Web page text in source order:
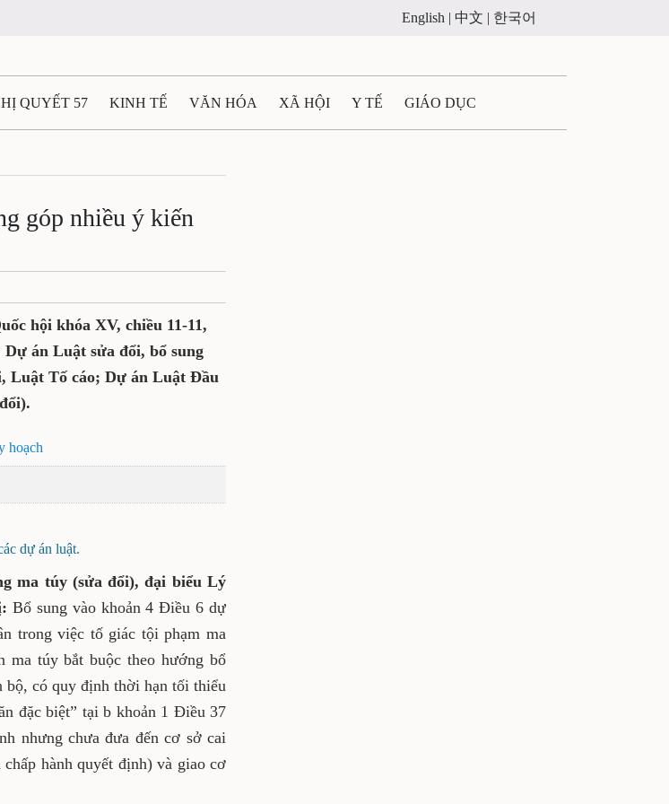
English | 中文 | 한국어
QUYẾT 57 KINH TẾ VĂN HÓA XÃ HỘI Y TẾ GIÁO DỤC
THỂ THAO THÔNG TIN - QUẢNG CÁO
góp nhiều ý kiến
hội khóa XV, chiều 11-11,
án Luật sửa đổi, bổ sung
Luật Tố cáo; Dự án Luật Đầu
hoạch
dự án luật.
ma túy (sửa đổi), đại biểu Lý
Bổ sung vào khoản 4 Điều 6 dự
trong việc tố giác tội phạm ma
ma túy bắt buộc theo hướng bổ
có quy định thời hạn tối thiểu
đặc biệt” tại b khoản 1 Điều 37
nhưng chưa đưa đến cơ sở cai
hành quyết định) và giao cơ